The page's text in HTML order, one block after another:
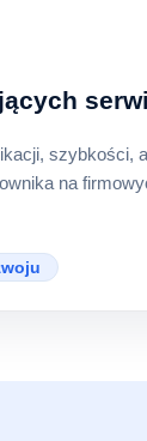
szybkości,
na